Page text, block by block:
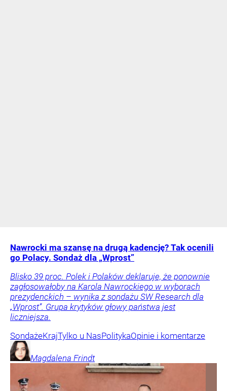
Nawrocki ma szansę na drugą kadencję? Tak ocenili
go Polacy. Sondaż dla „Wprost”
Blisko 39 proc. Polek i Polaków deklaruje, że ponownie
zagłosowałoby na Karola Nawrockiego w wyborach
prezydenckich – wynika z sondażu SW Research dla
„Wprost”. Grupa krytyków głowy państwa jest
liczniejsza.
SondażeKrajTylko u NasPolitykaOpinie i komentarze
Magdalena Frindt